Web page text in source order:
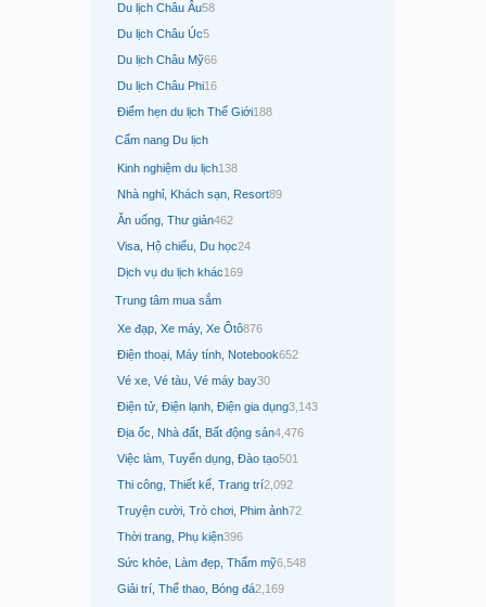
Du lịch Châu Âu58
Du lịch Châu Úc5
Du lịch Châu Mỹ66
Du lịch Châu Phi16
Điểm hẹn du lịch Thế Giới188
Cẩm nang Du lịch
Kinh nghiệm du lịch138
Nhà nghỉ, Khách sạn, Resort89
Ăn uống, Thư giản462
Visa, Hộ chiếu, Du học24
Dịch vụ du lịch khác169
Trung tâm mua sắm
Xe đạp, Xe máy, Xe Ôtô876
Điện thoại, Máy tính, Notebook652
Vé xe, Vé tàu, Vé máy bay30
Điện tử, Điện lạnh, Điện gia dụng3,143
Địa ốc, Nhà đất, Bất động sản4,476
Việc làm, Tuyển dụng, Đào tạo501
Thi công, Thiết kế, Trang trí2,092
Truyện cười, Trò chơi, Phim ảnh72
Thời trang, Phụ kiện396
Sức khỏe, Làm đẹp, Thẩm mỹ6,548
Giải trí, Thể thao, Bóng đá2,169